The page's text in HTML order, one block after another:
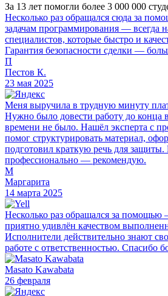
За 13 лет помогли более 3 000 000
Несколько раз обращался сюда за
задачам программирования — всегда
специалистов, которые быстро и
Гарантия безопасности сделки —
П
Пестов К.
23 мая 2025
Меня выручила в трудную минуту
Нужно было довести работу до конца
времени не было. Нашёл эксперта с
помог структурировать материал,
подготовил краткую речь для защиты.
профессионально — рекомендую.
М
Маргарита
14 марта 2025
Несколько раз обращался за
приятно удивлён качеством
Исполнители действительно знают
работе с ответственностью. Спасибо
Masato Kawabata
26 февраля